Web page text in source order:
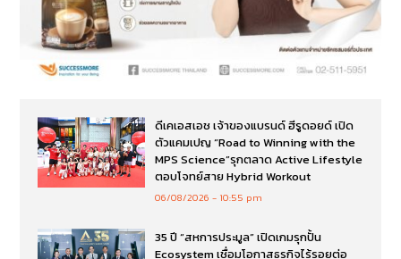
ดีเคเอสเอช เจ้าของแบรนด์ ฮีรูดอยด์ เปิด
ตัวแคมเปญ “Road to Winning with the
MPS Science”รุกตลาด Active Lifestyle
ตอบโจทย์สาย Hybrid Workout
06/08/2026 10:55 pm
35 ปี “สหการประมูล” เปิดเกมรุกปั้น
Ecosystem เชื่อมโอกาสธุรกิจไร้รอยต่อ